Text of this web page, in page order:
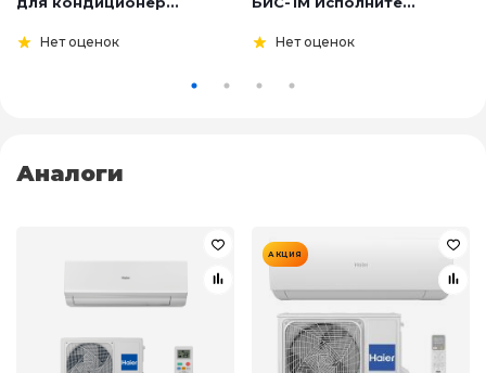
Нет оценок Нет оценок
Аналоги
АКЦИЯ